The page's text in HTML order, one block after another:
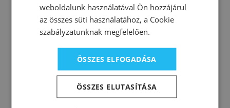
használható. Ellenálló
Utolsó darabok
KOSÁRBA
97134
Belinka decking oil 203 teak 0,75 L
weboldalunk használatával Ön hozzájárul
az összes süti használatához, a Cookie
szabályzatunknak megfelelően.
ÖSSZES ELFOGADÁSA
ÖSSZES ELUTASÍTÁSA